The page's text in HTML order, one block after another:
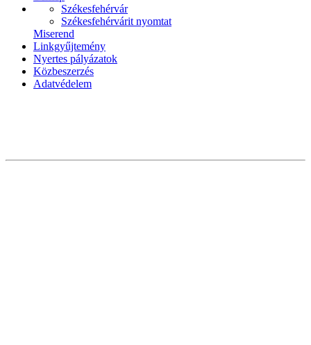
Székesfehérvár
Székesfehérvárit nyomtat
Miserend
Linkgyűjtemény
Nyertes pályázatok
Közbeszerzés
Adatvédelem